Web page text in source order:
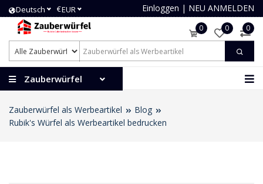
Deutsch €EUR Einloggen | NEU ANMELDEN
0 0 0
Zauberwürfel
Zauberwürfel als Werbeartikel
Blog
Rubik's Würfel als Werbeartikel bedrucken